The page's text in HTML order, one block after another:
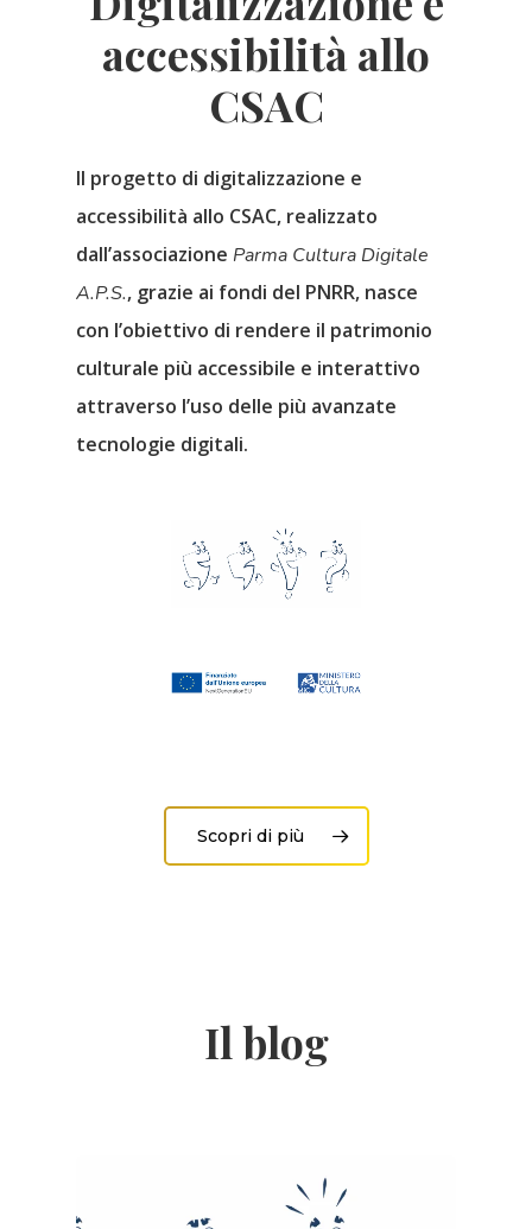
accessibilità allo
CSAC
Il progetto di digitalizzazione e
accessibilità allo CSAC, realizzato
dall’associazione Parma Cultura Digitale
A.P.S., grazie ai fondi del PNRR, nasce
con l’obiettivo di rendere il patrimonio
culturale più accessibile e interattivo
attraverso l’uso delle più avanzate
tecnologie digitali.
Scopri di più
Il blog